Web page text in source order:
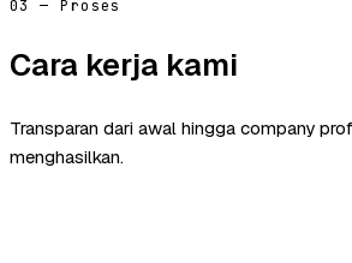
03 — Proses
Cara kerja kami
Transparan dari awal hingga company
menghasilkan.